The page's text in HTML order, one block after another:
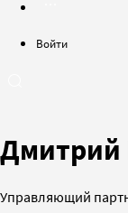
Войти
Дмитрий
Управляющий